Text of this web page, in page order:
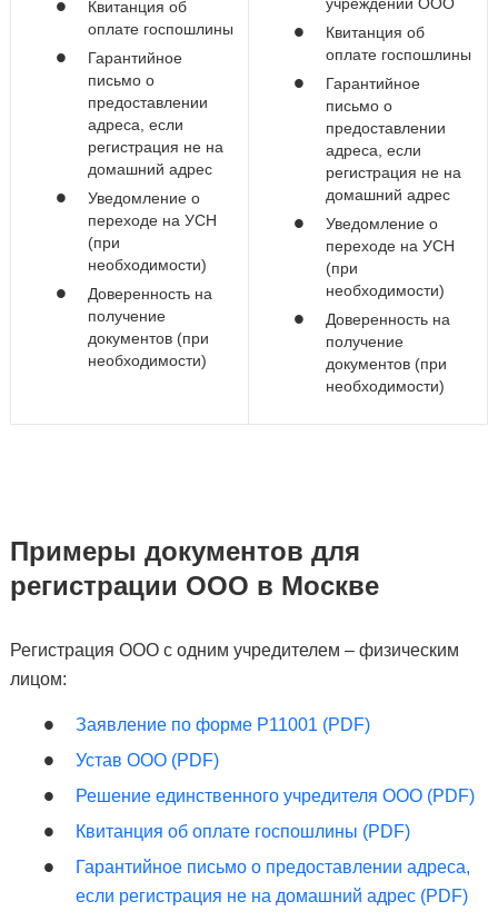
Квитанция об
оплате госпошлины
Гарантийное
письмо о
предоставлении
адреса, если
регистрация не на
домашний адрес
Уведомление о
переходе на УСН
(при
необходимости)
Доверенность на
получение
документов (при
необходимости)
Квитанция об
оплате госпошлины
Гарантийное
письмо о
предоставлении
адреса, если
регистрация не на
домашний адрес
Уведомление о
переходе на УСН
(при
необходимости)
Доверенность на
получение
документов (при
необходимости)
Примеры документов для
регистрации ООО в Москве
Регистрация ООО с одним учредителем – физическим
лицом:
Заявление по форме Р11001 (PDF)
Устав ООО (PDF)
Решение единственного учредителя ООО (PDF)
Квитанция об оплате госпошлины (PDF)
Гарантийное письмо о предоставлении адреса,
если регистрация не на домашний адрес (PDF)